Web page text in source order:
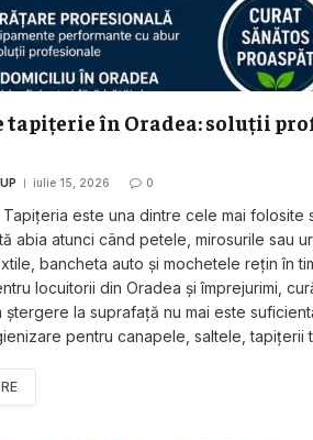
tapițerie în Oradea: soluții
iulie 15, 2026 0
este una dintre cele mai
abia atunci când petele, mirosurile sau
bancheta auto și mochetele rețin în
locuitorii din Oradea și împrejurimi,
ștergere la suprafață nu mai este
pentru canapele, saltele,